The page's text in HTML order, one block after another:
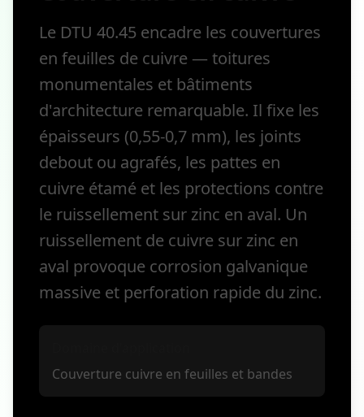
Le DTU 40.45 encadre les couvertures
en feuilles de cuivre — toitures
monumentales et bâtiments
d'architecture remarquable. Il fixe les
épaisseurs (0,55-0,7 mm), les joints
debout ou agrafés, les pattes en
cuivre étamé et les protections contre
le ruissellement sur zinc en aval. Un
ruissellement de cuivre sur zinc en
aval provoque corrosion galvanique
massive et perforation rapide du zinc.
Couverture cuivre en feuilles et bandes